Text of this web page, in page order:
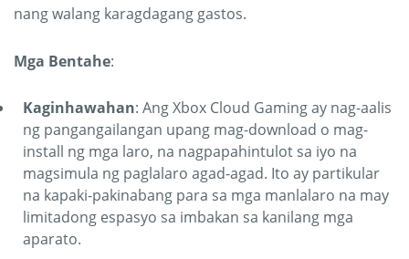
nang walang karagdagang gastos.
Mga Bentahe:
Kaginhawahan: Ang Xbox Cloud Gaming ay nag-aalis
ng pangangailangan upang mag-download o mag-
install ng mga laro, na nagpapahintulot sa iyo na
magsimula ng paglalaro agad-agad. Ito ay partikular
na kapaki-pakinabang para sa mga manlalaro na may
limitadong espasyo sa imbakan sa kanilang mga
aparato.